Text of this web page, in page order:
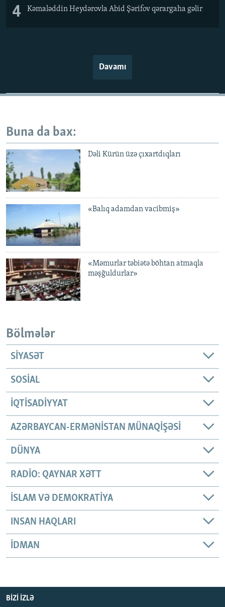
4 Kəmaləddin Heydərovla Abid Şərifov qərargaha gəlir
Davamı
Buna da bax:
Dəli Kürün üzə çıxartdıqları
«Balıq adamdan vacibmiş»
«Məmurlar təbiətə böhtan atmaqla
məşğuldurlar»
Bölmələr
SIYASƏT
SOSIAL
İQTISADIYYAT
AZƏRBAYCAN-ERMƏNISTAN MÜNAQIŞƏSI
DÜNYA
RADIO: QAYNAR XƏTT
İSLAM VƏ DEMOKRATIYA
INSAN HAQLARI
İDMAN
BIZI IZLƏ